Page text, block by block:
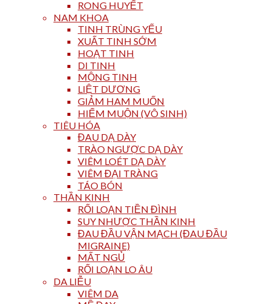
RONG HUYẾT
NAM KHOA
TINH TRÙNG YẾU
XUẤT TINH SỚM
HOẠT TINH
DI TINH
MỘNG TINH
LIỆT DƯƠNG
GIẢM HAM MUỐN
HIẾM MUỘN (VÔ SINH)
TIÊU HÓA
ĐAU DẠ DÀY
TRÀO NGƯỢC DẠ DÀY
VIÊM LOÉT DẠ DÀY
VIÊM ĐẠI TRÀNG
TÁO BÓN
THẦN KINH
RỐI LOẠN TIỀN ĐÌNH
SUY NHƯỢC THẦN KINH
ĐAU ĐẦU VẬN MẠCH (ĐAU ĐẦU
MIGRAINE)
MẤT NGỦ
RỐI LOẠN LO ÂU
DA LIỄU
VIÊM DA